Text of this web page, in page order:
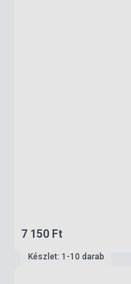
7 150 Ft
Készlet: 1-10 darab